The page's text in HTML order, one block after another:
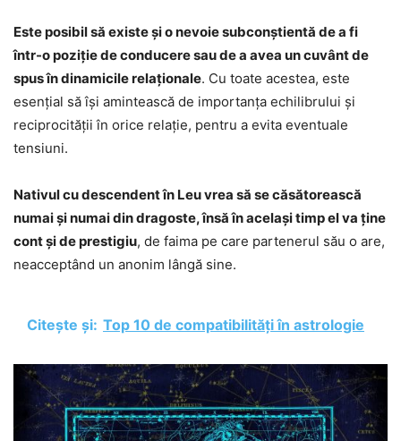
Este posibil să existe și o nevoie subconștientă de a fi
într-o poziție de conducere sau de a avea un cuvânt de
spus în dinamicile relaționale. Cu toate acestea, este
esențial să își amintească de importanța echilibrului și
reciprocității în orice relație, pentru a evita eventuale
tensiuni.
Nativul cu descendent în Leu vrea să se căsătorească
numai și numai din dragoste, însă în același timp el va ține
cont și de prestigiu, de faima pe care partenerul său o are,
neacceptând un anonim lângă sine.
Citește și: Top 10 de compatibilități în astrologie